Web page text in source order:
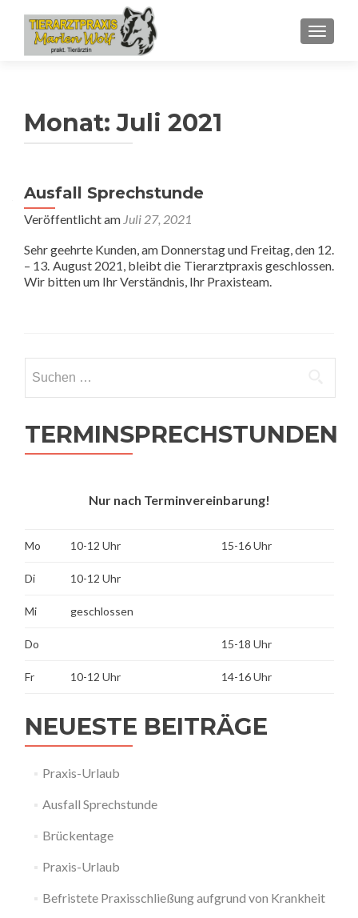
Monat:Juli 2021
Ausfall Sprechstunde
Veröffentlicht am Juli 27, 2021
Sehr geehrte Kunden, am Donnerstag und Freitag, den 12.
– 13. August 2021, bleibt die Tierarztpraxis geschlossen.
Wir bitten um Ihr Verständnis, Ihr Praxisteam.
nach:
TERMINSPRECHSTUNDEN
Nur nach Terminvereinbarung!
Mo 10-12 Uhr 15-16 Uhr
Di 10-12 Uhr
Mi geschlossen
Do 15-18 Uhr
Fr 10-12 Uhr 14-16 Uhr
NEUESTE BEITRÄGE
Praxis-Urlaub
Ausfall Sprechstunde
Brückentage
Praxis-Urlaub
Befristete Praxisschließung aufgrund von Krankheit